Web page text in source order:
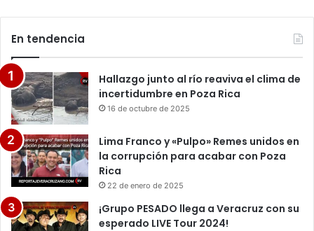
En tendencia
Hallazgo junto al río reaviva el clima de
incertidumbre en Poza Rica
16 de octubre de 2025
Lima Franco y «Pulpo» Remes unidos en
la corrupción para acabar con Poza
Rica
22 de enero de 2025
¡Grupo PESADO llega a Veracruz con su
esperado LIVE Tour 2024!